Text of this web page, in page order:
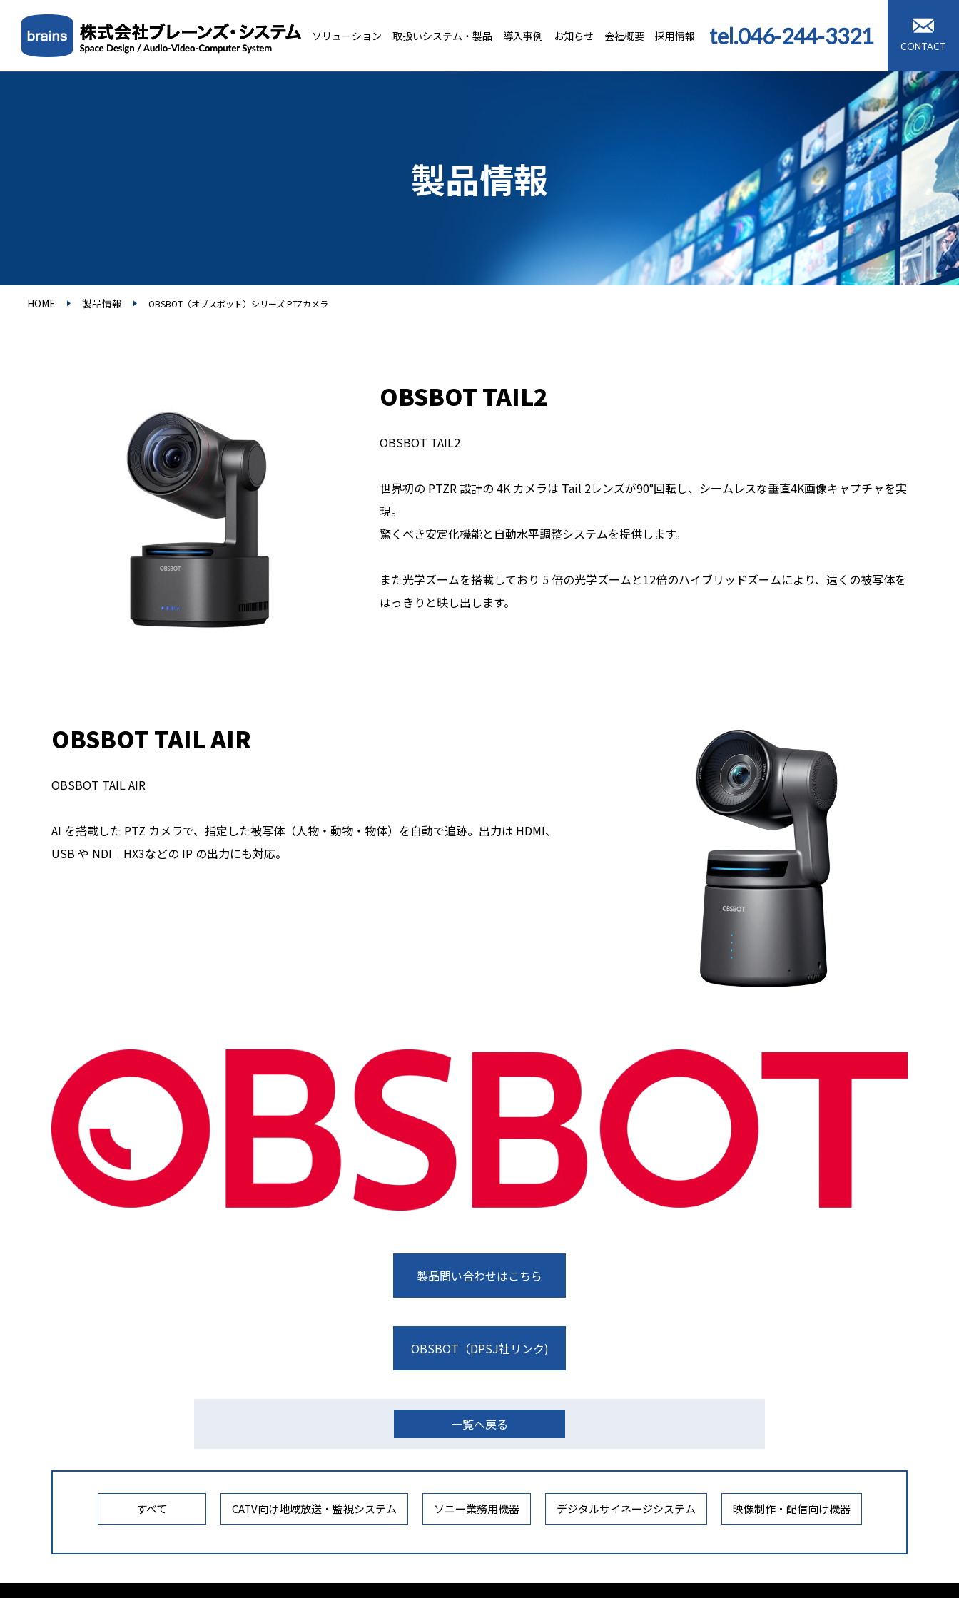
ソリューション 取扱いシステム・製品 導入事例 お知らせ 会社概要 採用情報 tel.046-244-3321 CONTACT
製品情報
HOME 製品情報 OBSBOT（オブスボット）シリーズ PTZカメラ
OBSBOT TAIL2
OBSBOT TAIL2
世界初の PTZR 設計の 4K カメラは Tail 2レンズが90°回転し、シームレスな垂直4K画像キャプチャを実
現。
驚くべき安定化機能と自動水平調整システムを提供します。
また光学ズームを搭載しており 5 倍の光学ズームと12倍のハイブリッドズームにより、遠くの被写体を
はっきりと映し出します。
OBSBOT TAIL AIR
OBSBOT TAIL AIR
AI を搭載した PTZ カメラで、指定した被写体（人物・動物・物体）を自動で追跡。出力は HDMI、
USB や NDI｜HX3などの IP の出力にも対応。
製品問い合わせはこちら
OBSBOT（DPSJ社リンク)
一覧へ戻る
すべて CATV向け地域放送・監視システム ソニー業務用機器 デジタルサイネージシステム 映像制作・配信向け機器